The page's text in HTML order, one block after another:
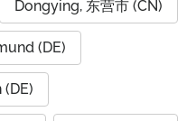
Dongying, 东营市 (CN)
(DE)
(DE)